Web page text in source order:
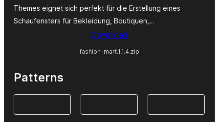
Themes eignet sich perfekt für die Erstellung eines
Schaufensters für Bekleidung, Boutiquen,…
Download
fashion-mart.1.1.4.zip
Patterns